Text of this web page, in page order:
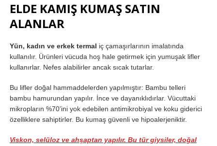
ELDE KAMIŞ KUMAŞ SATIN
ALANLAR
Yün, kadın ve erkek termal iç çamaşırlarının imalatında
kullanılır. Ürünleri vücuda hoş hale getirmek için yumuşak lifler
kullanırlar. Nefes alabilirler ancak sıcak tutarlar.
Bu lifler doğal hammaddelerden yapılmıştır: Bambu telleri
bambu hamurundan yapılır. İnce ve dayanıklıdırlar. Vücuttaki
mikropların %70’ini yok edebilen antimikrobiyal ve koku giderici
özelliklere sahiptirler. Bu kumaş güvenli ve hipoalerjeniktir.
Viskon, selüloz ve ahşaptan yapılır. Bu tür giysiler, doğal